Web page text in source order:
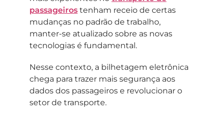
passageiros tenham receio de certas
mudanças no padrão de trabalho,
manter-se atualizado sobre as novas
tecnologias é fundamental.
Nesse contexto, a bilhetagem eletrônica
chega para trazer mais segurança aos
dados dos passageiros e revolucionar o
setor de transporte.